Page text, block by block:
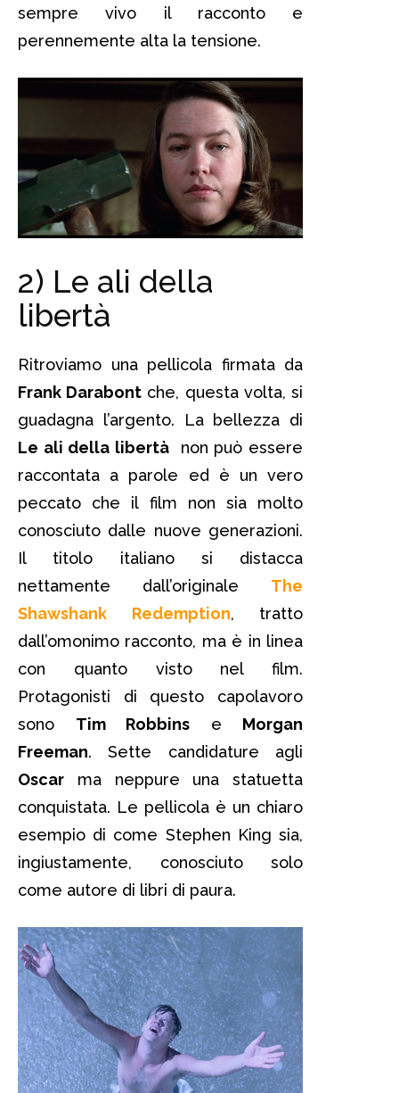
sempre vivo il racconto e
perennemente alta la tensione.
2) Le ali della
libertà
Ritroviamo una pellicola firmata da
Frank Darabont che, questa volta, si
guadagna l’argento. La bellezza di
Le ali della libertà
non può essere
raccontata a parole ed è un vero
peccato che il film non sia molto
conosciuto dalle nuove generazioni.
Il titolo italiano si distacca
nettamente dall’originale The
Shawshank Redemption, tratto
dall’omonimo racconto, ma è in linea
con quanto visto nel film.
Protagonisti di questo capolavoro
sono Tim Robbins e Morgan
Freeman. Sette candidature agli
Oscar ma neppure una statuetta
conquistata. Le pellicola è un chiaro
esempio di come Stephen King sia,
ingiustamente, conosciuto solo
come autore di libri di paura.